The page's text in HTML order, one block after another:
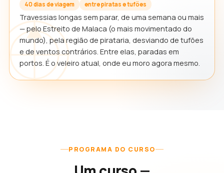
40 dias de viagem entre piratas e tufões
Travessias longas sem parar, de uma semana ou mais
— pelo Estreito de Malaca (o mais movimentado do
mundo), pela região de pirataria, desviando de tufões
e de ventos contrários. Entre elas, paradas em
portos. É o veleiro atual, onde eu moro agora mesmo.
PROGRAMA DO CURSO